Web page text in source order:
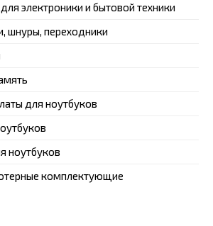
электроники и бытовой техники
шнуры, переходники
для ноутбуков
ноутбуков
комплектующие